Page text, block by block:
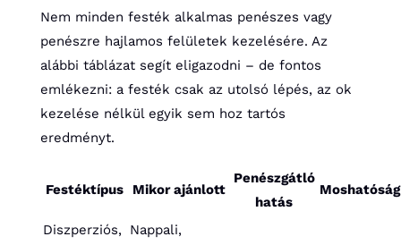
Nem minden festék alkalmas penészes vagy
penészre hajlamos felületek kezelésére. Az
alábbi táblázat segít eligazodni – de fontos
emlékezni: a festék csak az utolsó lépés, az ok
kezelése nélkül egyik sem hoz tartós
eredményt.
Festéktípus Mikor ajánlott
Penészgátló
hatás
Moshatóság
Diszperziós,
Nappali,